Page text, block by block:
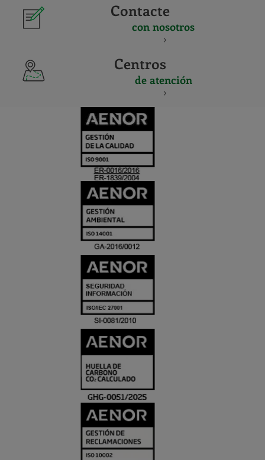
Contacte
con nosotros
Centros
de atención
Y